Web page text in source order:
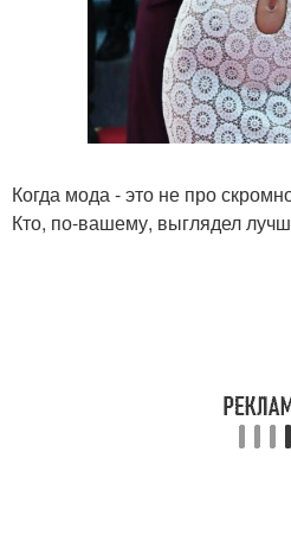
Когда мода - это не про
Кто, по-вашему, выглядел